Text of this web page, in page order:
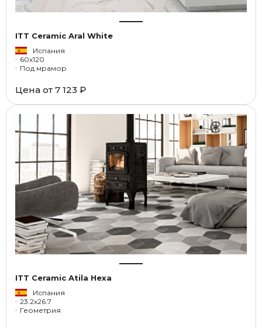
ITT Ceramic Aral White
Испания
60x120
Под мрамор
Цена от 7 123 ₽
ITT Ceramic Atila Hexa
Испания
23.2x26.7
Геометрия